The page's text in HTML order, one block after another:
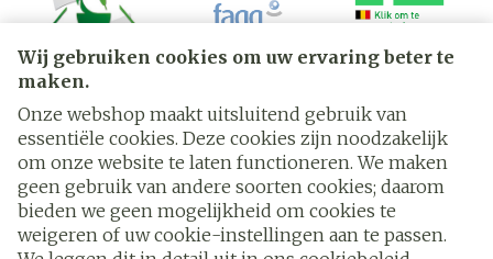
Wij gebruiken cookies om uw ervaring beter te
maken.
Onze webshop maakt uitsluitend gebruik van
essentiële cookies. Deze cookies zijn noodzakelijk
om onze website te laten functioneren. We maken
geen gebruik van andere soorten cookies; daarom
bieden we geen mogelijkheid om cookies te
weigeren of uw cookie-instellingen aan te passen.
Juridische links